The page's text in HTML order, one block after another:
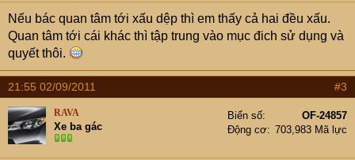
Nếu bác quan tâm tới xấu dệp thì em thấy cả hai đều xấu.
Quan tâm tới cái khác thì tập trung vào mục đich sử dụng và
quyết thôi.
21:55 02/09/2011 #3
RAVA
Xe ba gác
Biển số
OF-24857
Động cơ
703,983 Mã lực